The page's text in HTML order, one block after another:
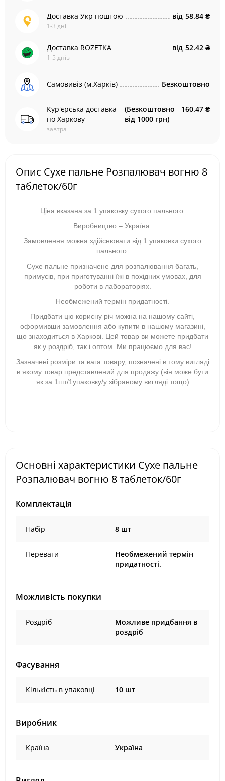
Доставка Укр поштою
1-3 дні
від 58.84 ₴
Доставка ROZETKA
1-5 днів
від 52.42 ₴
Самовивіз (м.Харків) Безкоштовно
Кур'єрська доставка
по Харкову
завтра
(Безкоштовно
від 1000 грн)
160.47 ₴
Опис Сухе пальне Розпалювач вогню 8
таблеток/60г
Ціна вказана за 1 упаковку сухого пального.
Виробництво – Україна.
Замовлення можна здійснювати від 1 упаковки сухого
пального.
Сухе пальне призначене для розпалювання багать,
примусів, при приготуванні їжі в похідних умовах, для
роботи в лабораторіях.
Необмежений термін придатності.
Придбати цю корисну річ можна на нашому сайті,
оформивши замовлення або купити в нашому магазині,
що знаходиться в Харкові. Цей товар ви можете придбати
як у роздріб, так і оптом. Ми працюємо для вас!
Зазначені розміри та вага товару, позначені в тому вигляді
в якому товар представлений для продажу (він може бути
як за 1шт/1упаковку/у зібраному вигляді тощо)
Основні характеристики Сухе пальне
Розпалювач вогню 8 таблеток/60г
Комплектація
Набір 8 шт
Переваги
Необмежений термін
придатності.
Можливість покупки
Роздріб
Можливе придбання в
роздріб
Фасування
Кількість в упаковці 10 шт
Виробник
Країна Україна